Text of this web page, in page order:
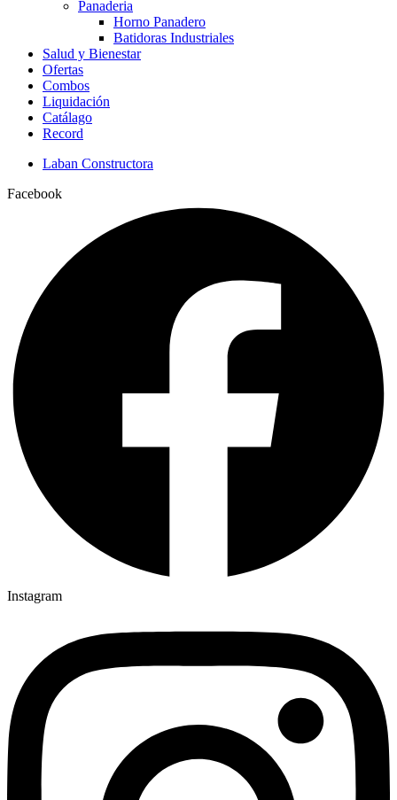
Panaderia
Horno Panadero
Batidoras Industriales
Salud y Bienestar
Ofertas
Combos
Liquidación
Catálago
Record
Laban Constructora
Facebook
Instagram